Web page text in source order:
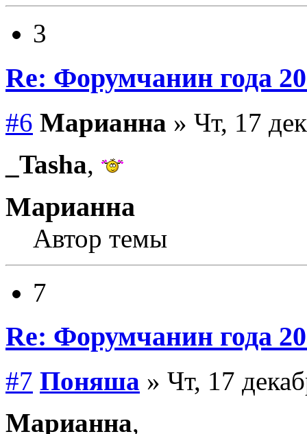
3
Re: Форумчанин
#6 Марианна » Чт, 17
_Tasha,
Марианна
Автор темы
7
Re: Форумчанин
#7 Поняша » Чт, 17
Марианна,